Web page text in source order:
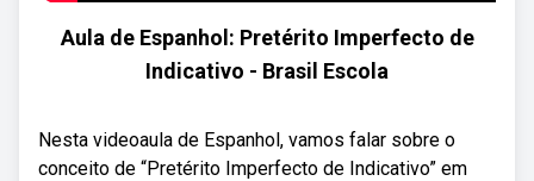
Aula de Espanhol: Pretérito Imperfecto de
Indicativo - Brasil Escola
Nesta videoaula de Espanhol, vamos falar sobre o
conceito de “Pretérito Imperfecto de Indicativo” em